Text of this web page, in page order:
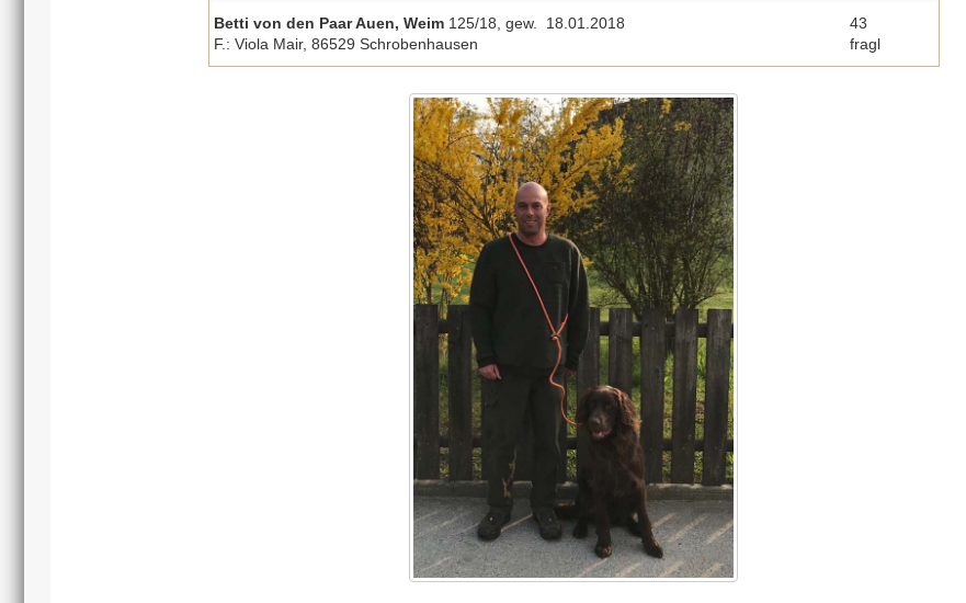
Betti von den Paar Auen, Weim125/18, gew. 18.01.2018
F.: Viola Mair, 86529 Schrobenhausen
43
fragl